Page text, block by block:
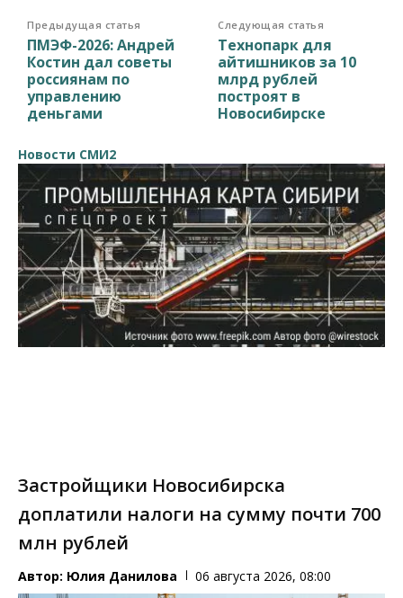
Предыдущая статья
ПМЭФ-2026: Андрей
Костин дал советы
россиянам по
управлению
деньгами
Следующая статья
Технопарк для
айтишников за 10
млрд рублей
построят в
Новосибирске
Новости СМИ2
Застройщики Новосибирска
доплатили налоги на сумму почти 700
млн рублей
Автор: Юлия Данилова 06 августа 2026, 08:00